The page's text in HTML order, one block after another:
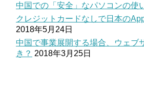
中国での「安全」なパソコンの使
クレジットカードなしで日本の
2018年5月24日
中国で事業展開する場合、ウェブ
き？ 2018年3月25日